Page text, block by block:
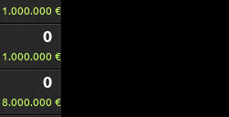
1.000.000 €
0
1.000.000 €
0
€